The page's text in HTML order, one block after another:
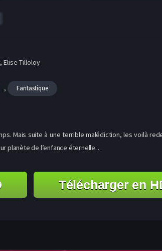
Elise Tilloloy
, Fantastique
Mais suite à une terrible malédiction, les voilà
planète de l’enfance éternelle…
Télécharger en